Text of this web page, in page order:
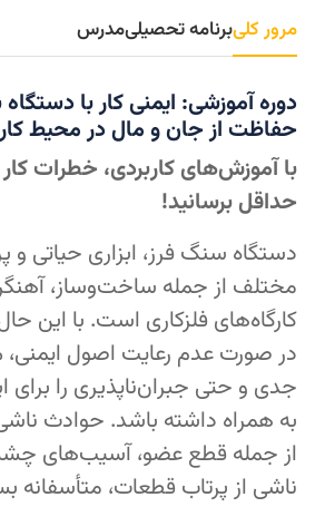
مرور کلیبرنامه تحصیلیمدرس
دوره آموزشی: ایمنی کار با
حفاظت از جان و مال در محیط کار
با آموزش‌های کاربردی، خطرات
حداقل برسانید!
دستگاه سنگ فرز، ابزاری حیاتی و
مختلف از جمله ساخت‌وساز،
کارگاه‌های فلزکاری است. با این
در صورت عدم رعایت اصول
جدی و حتی جبران‌ناپذیری را برای
به همراه داشته باشد. حوادث
از جمله قطع عضو، آسیب‌های
ناشی از پرتاب قطعات، متأسفانه